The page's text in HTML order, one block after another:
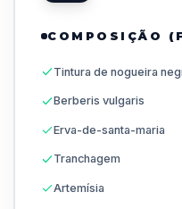
COMPOSIÇÃO
Tintura de nogueira
Berberis vulgaris
Erva-de-santa-maria
Tranchagem
Artemísia